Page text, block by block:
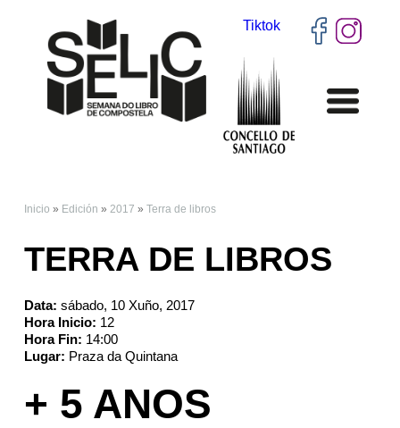
Tiktok
Inicio » Edición »2017 »Terra de libros
TERRA DE LIBROS
Data:sábado, 10 Xuño, 2017
Hora Inicio: 12
Hora Fin: 14:00
Lugar: Praza da Quintana
+ 5 ANOS